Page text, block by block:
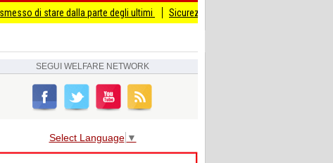
dalla parte degli ultimi Sicurezza I Giovani Democratici ribattono ai Giovani di
SEGUI WELFARE NETWORK
Select Language ▼